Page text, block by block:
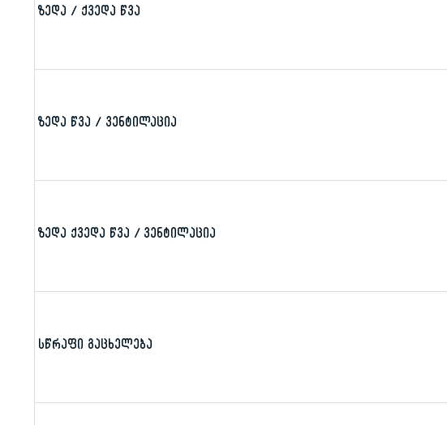
ზედა / ქვედა წვა
ზედა წვა / ვენტილაცია
ზედა ქვედა წვა / ვენტილაცია
სწრაფი გაცხელება